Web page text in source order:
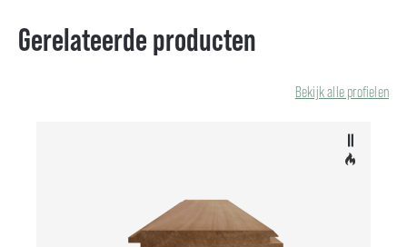
Gerelateerde producten
Bekijk alle profielen